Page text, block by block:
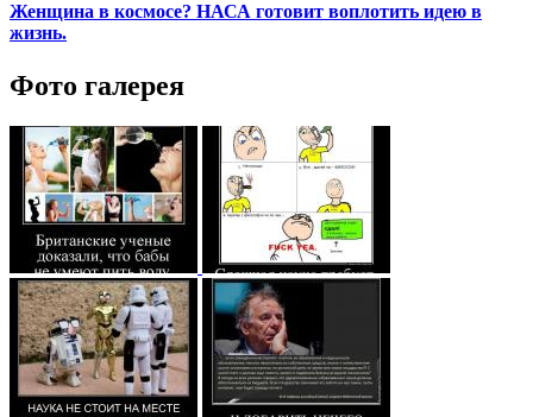
Женщина в космосе? НАСА готовит воплотить идею в
жизнь.
Фото галерея